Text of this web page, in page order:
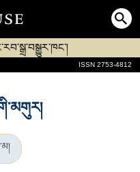
ISSN 2753-4812